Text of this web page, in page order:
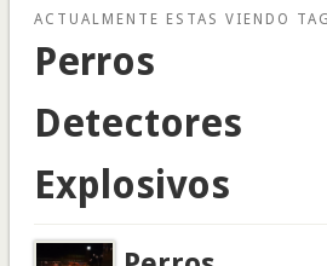
ACTUALMENTE ESTAS VIENDO TAG
Perros
Detectores
Explosivos